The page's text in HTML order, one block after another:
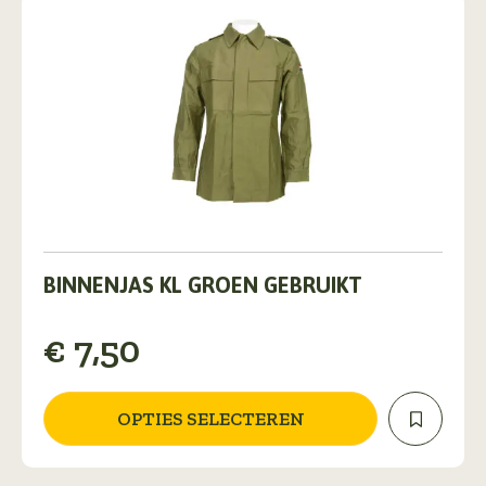
BINNENJAS KL GROEN GEBRUIKT
€ 7,50
OPTIES SELECTEREN
product
variaties.
Deze
kan
gekozen
worden
op